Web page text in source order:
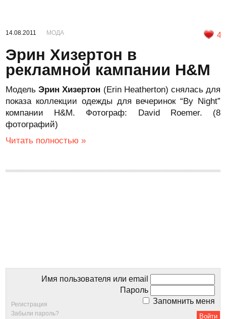
14.08.2011 МОДА 4
Эрин Хизертон в
рекламной кампании H&M
МодельЭрин Хизертон (Erin Heatherton) снялась для
показа коллекции одежды для вечеринок “By Night”
компании H&M. Фотограф: David Roemer. (8
фотографий)
Читать полностью »
Имя пользователя или email
Пароль
Запомнить меня
Регистрация
Забыли пароль?